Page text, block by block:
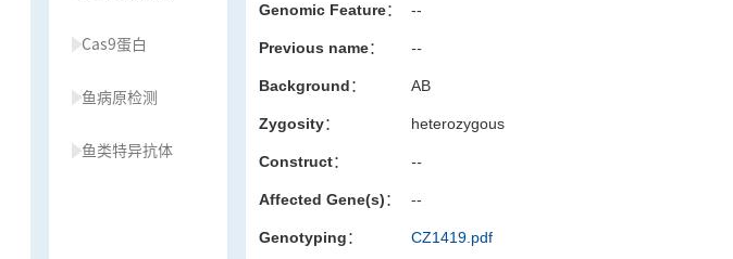
Cas9蛋白
鱼病原检测
鱼类特异抗体
Genomic Feature： --
Previous name： --
Background： AB
Zygosity： heterozygous
Construct： --
Affected Gene(s)： --
Genotyping： CZ1419.pdf